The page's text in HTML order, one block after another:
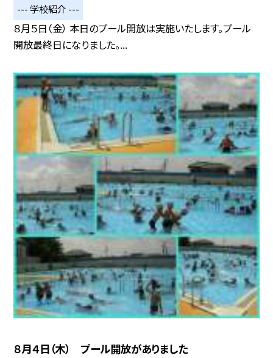
--- 学校紹介 ---
８月５日（金） 本日のプール開放は実施いたします。プール
開放最終日になりました。...
８月４日（木） プール開放がありました